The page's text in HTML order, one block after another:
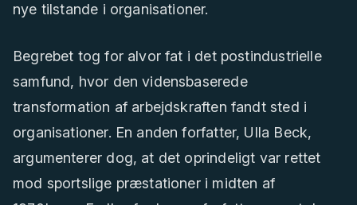
nye tilstande i organisationer.
Begrebet tog for alvor fat i det postindustrielle
samfund, hvor den vidensbaserede
transformation af arbejdskraften fandt sted i
organisationer. En anden forfatter, Ulla Beck,
argumenterer dog, at det oprindeligt var rettet
mod sportslige præstationer i midten af